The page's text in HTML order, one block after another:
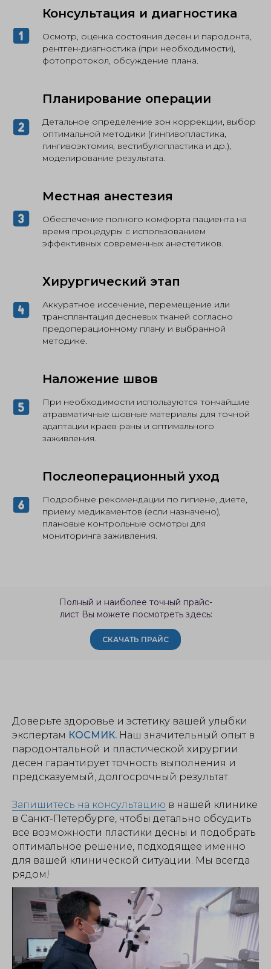
Консультация и диагностика
Осмотр, оценка состояния десен и пародонта,
рентген-диагностика (при необходимости),
фотопротокол, обсуждение плана.
Планирование операции
Детальное определение зон коррекции, выбор
оптимальной методики (гингивопластика,
гингивоэктомия, вестибулопластика и др.),
моделирование результата.
Местная анестезия
Обеспечение полного комфорта пациента на
время процедуры с использованием
эффективных современных анестетиков.
Хирургический этап
Аккуратное иссечение, перемещение или
трансплантация десневых тканей согласно
предоперационному плану и выбранной
методике.
Наложение швов
При необходимости используются тончайшие
атравматичные шовные материалы для точной
адаптации краев раны и оптимального
заживления.
Послеоперационный уход
Подробные рекомендации по гигиене, диете,
приему медикаментов (если назначено),
плановые контрольные осмотры для
мониторинга заживления.
Полный и наиболее точный прайс-
лист Вы можете посмотреть здесь:
СКАЧАТЬ ПРАЙС
Доверьте здоровье и эстетику вашей улыбки
экспертам КОСМИК. Наш значительный опыт в
пародонтальной и пластической хирургии
десен гарантирует точность выполнения и
предсказуемый, долгосрочный результат.
Запишитесь на консультацию в нашей клинике
в Санкт-Петербурге, чтобы детально обсудить
все возможности пластики десны и подобрать
оптимальное решение, подходящее именно
для вашей клинической ситуации. Мы всегда
рядом!